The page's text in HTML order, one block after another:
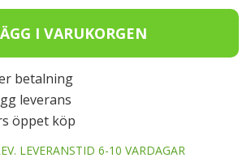
betalning
leverans
öppet köp
LEVERANSTID 6-10 VARDAGAR